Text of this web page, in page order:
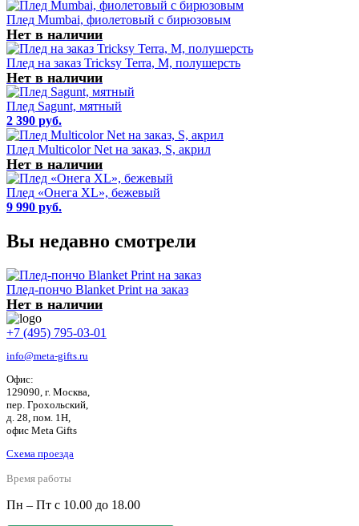
Плед Mumbai, фиолетовый с бирюзовым
Нет в наличии
Плед на заказ Tricksy Terra, М, полушерсть
Нет в наличии
Плед Sagunt, мятный
2 390 руб.
Плед Multicolor Net на заказ, S, акрил
Нет в наличии
Плед «Онега XL», бежевый
9 990 руб.
Вы недавно смотрели
Плед-пончо Blanket Print на заказ
Нет в наличии
+7 (495) 795-03-01
info@meta-gifts.ru
Офис:
129090, г. Москва,
пер. Грохольский,
д. 28, пом. 1Н,
офис Meta Gifts
Схема проезда
Время работы
Пн – Пт с 10.00 до 18.00